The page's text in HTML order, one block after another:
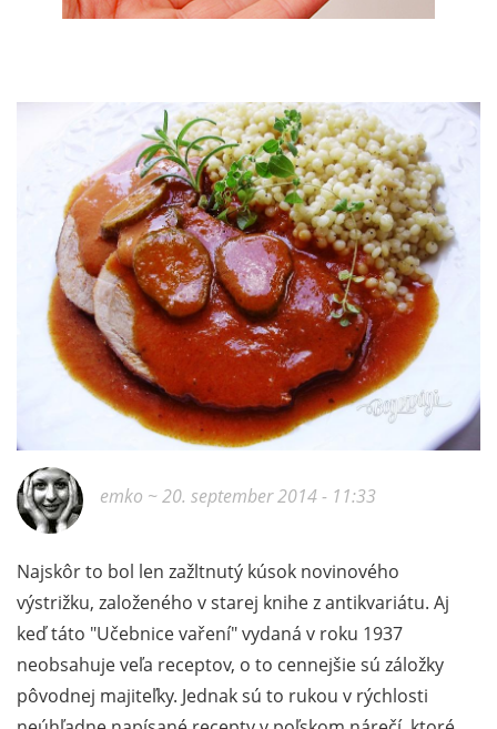
emko ~ 20. september 2014 - 11:33
Najskôr to bol len zažltnutý kúsok novinového
výstrižku, založeného v starej knihe z antikvariátu. Aj
keď táto "Učebnice vaření" vydaná v roku 1937
neobsahuje veľa receptov, o to cennejšie sú záložky
pôvodnej majiteľky. Jednak sú to rukou v rýchlosti